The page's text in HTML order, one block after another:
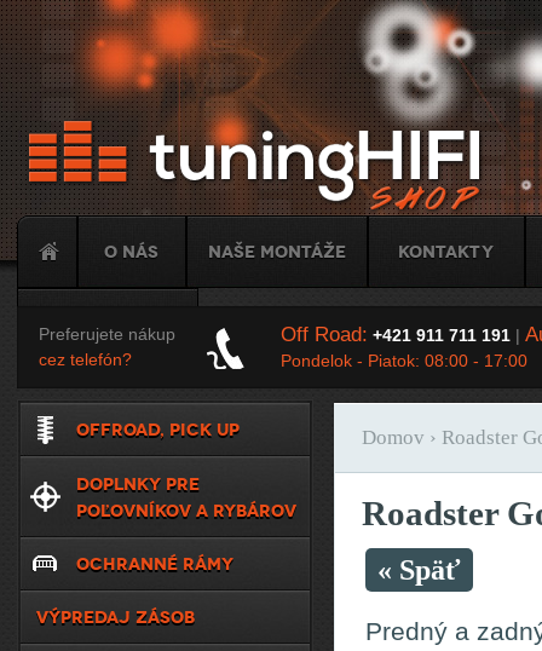
O nás Naše montáže Kontakty
Tuning
Preferujete nákup
cez telefón?
Off Road: +421 911 711 191|
Pondelok - Piatok: 08:00 - 17:00
Nachádzate sa
Domov › Roadster
Roadster
« Späť
Predný a
OFFROAD, PICK UP
DOPLNKY PRE
POĽOVNÍKOV A RYBÁROV
OCHRANNÉ RÁMY
VÝPREDAJ ZÁSOB